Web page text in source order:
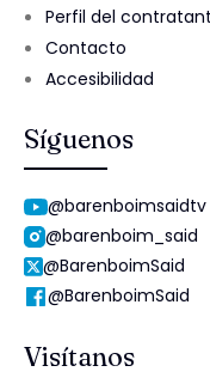
Perfil del
Contacto
Accesibilidad
Síguenos
@barenboimsaidtv
@barenboim_said
@BarenboimSaid
@BarenboimSaid
Visítanos